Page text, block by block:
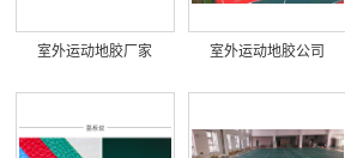
室外运动地胶厂家 室外运动地胶公司